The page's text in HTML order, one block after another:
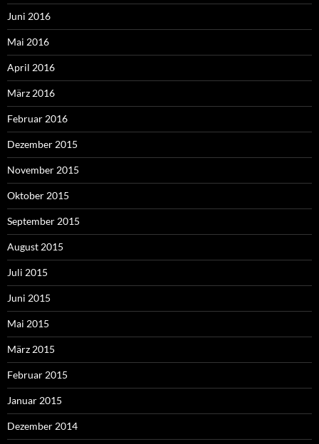
Juni 2016
Mai 2016
April 2016
März 2016
Februar 2016
Dezember 2015
November 2015
Oktober 2015
September 2015
August 2015
Juli 2015
Juni 2015
Mai 2015
März 2015
Februar 2015
Januar 2015
Dezember 2014